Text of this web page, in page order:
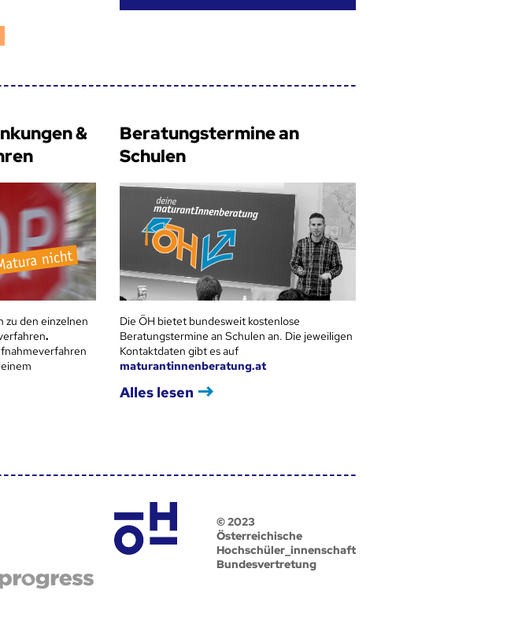
&
zu den einzelnen
.
Beratungstermine an
Schulen
Die ÖH bietet bundesweit kostenlose
Beratungstermine an Schulen an. Die jeweiligen
Kontaktdaten gibt es auf
maturantinnenberatung.at
Alles lesen
© 2023
Österreichische
Hochschüler_innenschaft
Bundesvertretung